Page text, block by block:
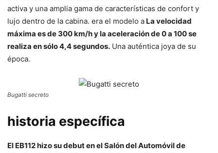
activa y una amplia gama de características de confort y
lujo dentro de la cabina. era el modelo a La velocidad
máxima es de 300 km/h y la aceleración de 0 a 100 se
realiza en sólo 4,4 segundos. Una auténtica joya de su
época.
Bugatti secreto
historia específica
El EB112 hizo su debut en el Salón del Automóvil de